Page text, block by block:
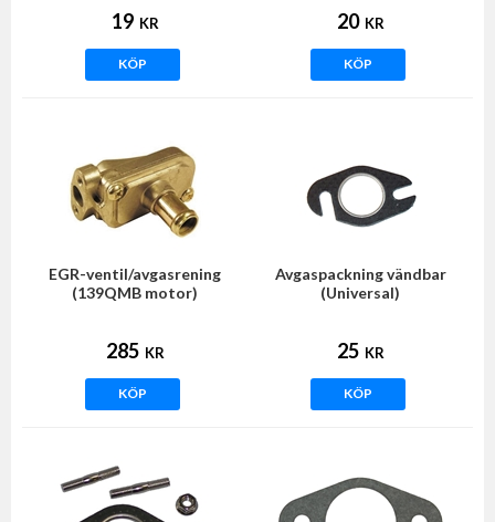
19 KR
KÖP
20 KR
KÖP
EGR-ventil/avgasrening
(139QMB motor)
285 KR
KÖP
Avgaspackning vändbar
(Universal)
25 KR
KÖP